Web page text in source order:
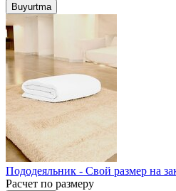
Buyurtma
Пододеяльник - Свой размер на
Расчет по размеру